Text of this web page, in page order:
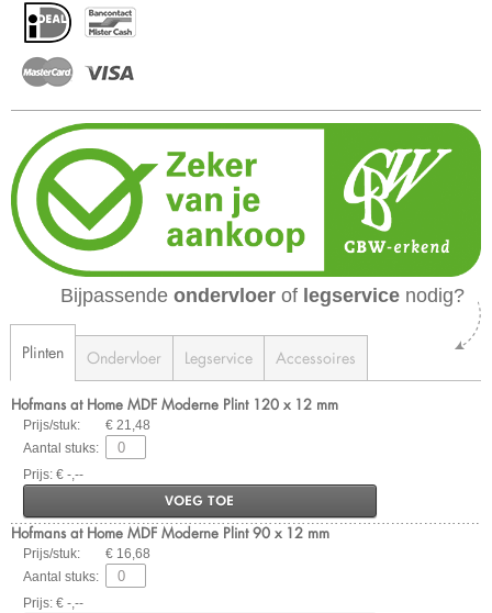
Bijpassende ondervloer of legservice nodig?
Plinten Ondervloer Legservice Accessoires
Hofmans at Home MDF Moderne Plint 120 x 12 mm
Prijs/stuk:
€ 21,48
Aantal stuks:
Prijs: € -,--
VOEG TOE
Hofmans at Home MDF Moderne Plint 90 x 12 mm
Prijs/stuk:
€ 16,68
Aantal stuks:
Prijs: € -,--